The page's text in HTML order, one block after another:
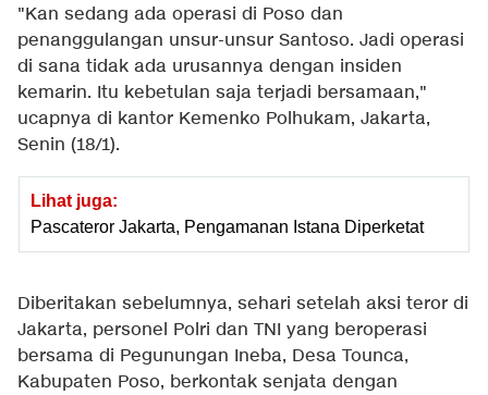
"Kan sedang ada operasi di Poso dan
penanggulangan unsur-unsur Santoso. Jadi operasi
di sana tidak ada urusannya dengan insiden
kemarin. Itu kebetulan saja terjadi bersamaan,"
ucapnya di kantor Kemenko Polhukam, Jakarta,
Senin (18/1).
Lihat juga:
Pascateror Jakarta, Pengamanan Istana Diperketat
Diberitakan sebelumnya, sehari setelah aksi teror di
Jakarta, personel Polri dan TNI yang beroperasi
bersama di Pegunungan Ineba, Desa Tounca,
Kabupaten Poso, berkontak senjata dengan